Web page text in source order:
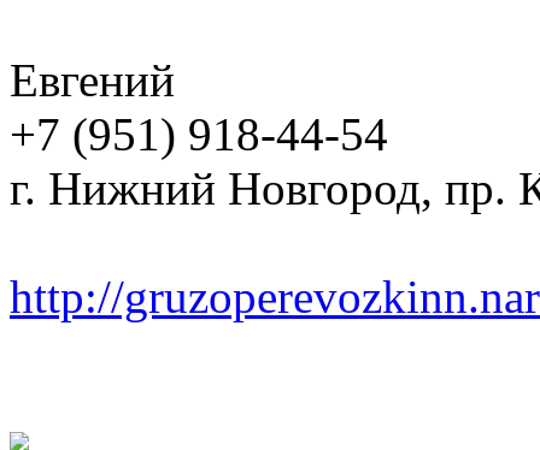
Евгений
+7 (951) 918-44-54
г. Нижний Новгород, пр.
http://